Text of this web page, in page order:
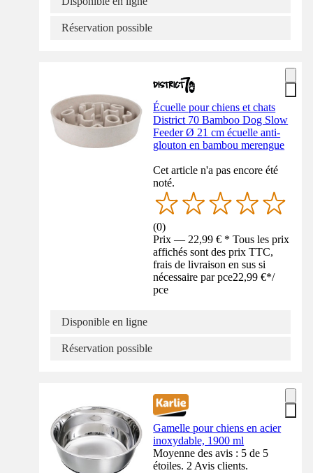
Réservation possible
Écuelle pour chiens et chats
District 70 Bamboo Dog Slow
Feeder Ø 21 cm écuelle anti-
glouton en bambou merengue
Cet article n'a pas encore été
noté.
(0)
Prix — 22,99 € * Tous les prix
affichés sont des prix TTC,
frais de livraison en sus si
nécessaire par pce22,99 €*/
pce
Disponible en ligne
Réservation possible
Gamelle pour chiens en acier
inoxydable, 1900 ml
Moyenne des avis : 5 de 5
étoiles. 2 Avis clients.